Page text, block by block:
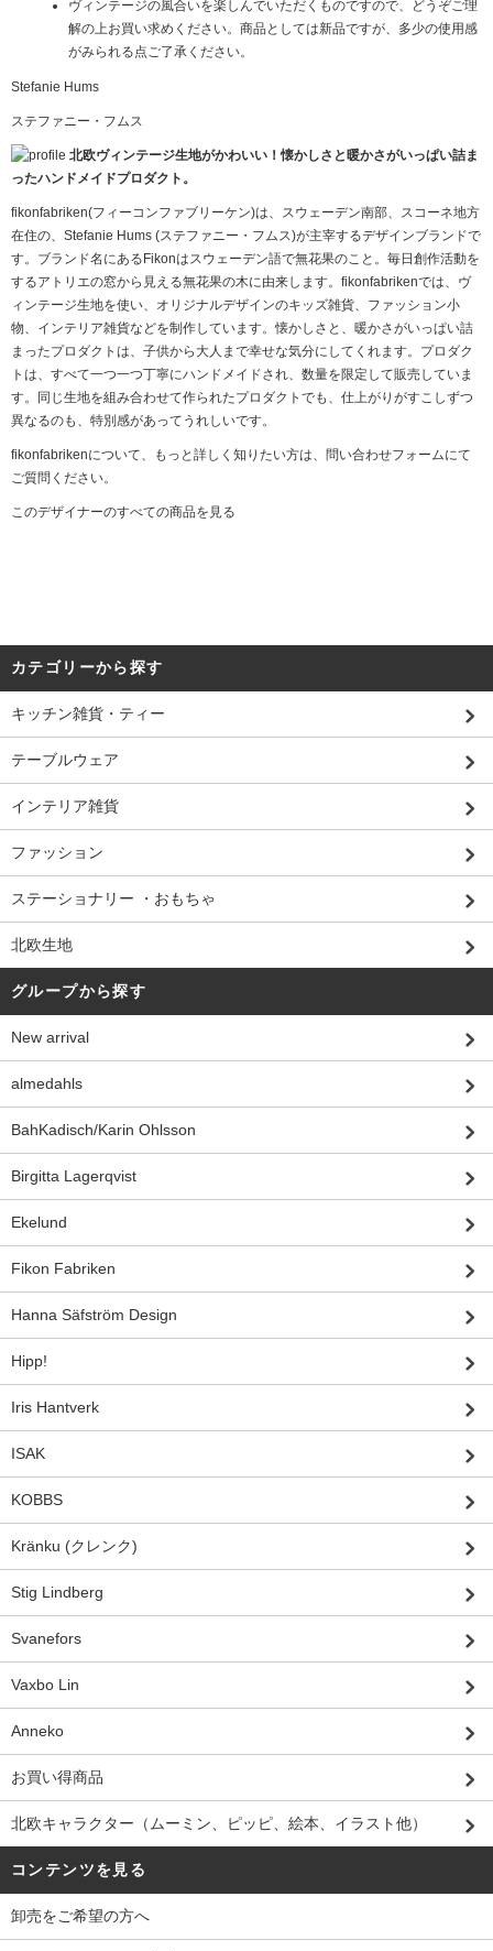
ヴィンテージの風合いを楽しんでいただくものですので、どうぞご理
解の上お買い求めください。商品としては新品ですが、多少の使用感
がみられる点ご了承ください。
Stefanie Hums
ステファニー・フムス
北欧ヴィンテージ生地がかわいい！懐かしさと暖かさがいっぱい詰ま
ったハンドメイドプロダクト。
fikonfabriken(フィーコンファブリーケン)は、スウェーデン南部、スコーネ地方
在住の、Stefanie Hums (ステファニー・フムス)が主宰するデザインブランドで
す。ブランド名にあるFikonはスウェーデン語で無花果のこと。毎日創作活動を
するアトリエの窓から見える無花果の木に由来します。fikonfabrikenでは、ヴ
ィンテージ生地を使い、オリジナルデザインのキッズ雑貨、ファッション小
物、インテリア雑貨などを制作しています。懐かしさと、暖かさがいっぱい詰
まったプロダクトは、子供から大人まで幸せな気分にしてくれます。プロダク
トは、すべて一つ一つ丁寧にハンドメイドされ、数量を限定して販売していま
す。同じ生地を組み合わせて作られたプロダクトでも、仕上がりがすこしずつ
異なるのも、特別感があってうれしいです。
fikonfabrikenについて、もっと詳しく知りたい方は、問い合わせフォームにて
ご質問ください。
このデザイナーのすべての商品を見る
カテゴリーから探す
キッチン雑貨・ティー
テーブルウェア
インテリア雑貨
ファッション
ステーショナリー ・おもちゃ
北欧生地
グループから探す
New arrival
almedahls
BahKadisch/Karin Ohlsson
Birgitta Lagerqvist
Ekelund
Fikon Fabriken
Hanna Säfström Design
Hipp!
Iris Hantverk
ISAK
KOBBS
Kränku (クレンク)
Stig Lindberg
Svanefors
Vaxbo Lin
Anneko
お買い得商品
北欧キャラクター（ムーミン、ピッピ、絵本、イラスト他）
コンテンツを見る
卸売をご希望の方へ